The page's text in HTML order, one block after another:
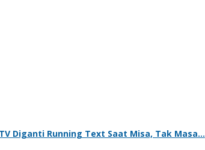
Diganti Running Text Saat Misa, Tak Masa…